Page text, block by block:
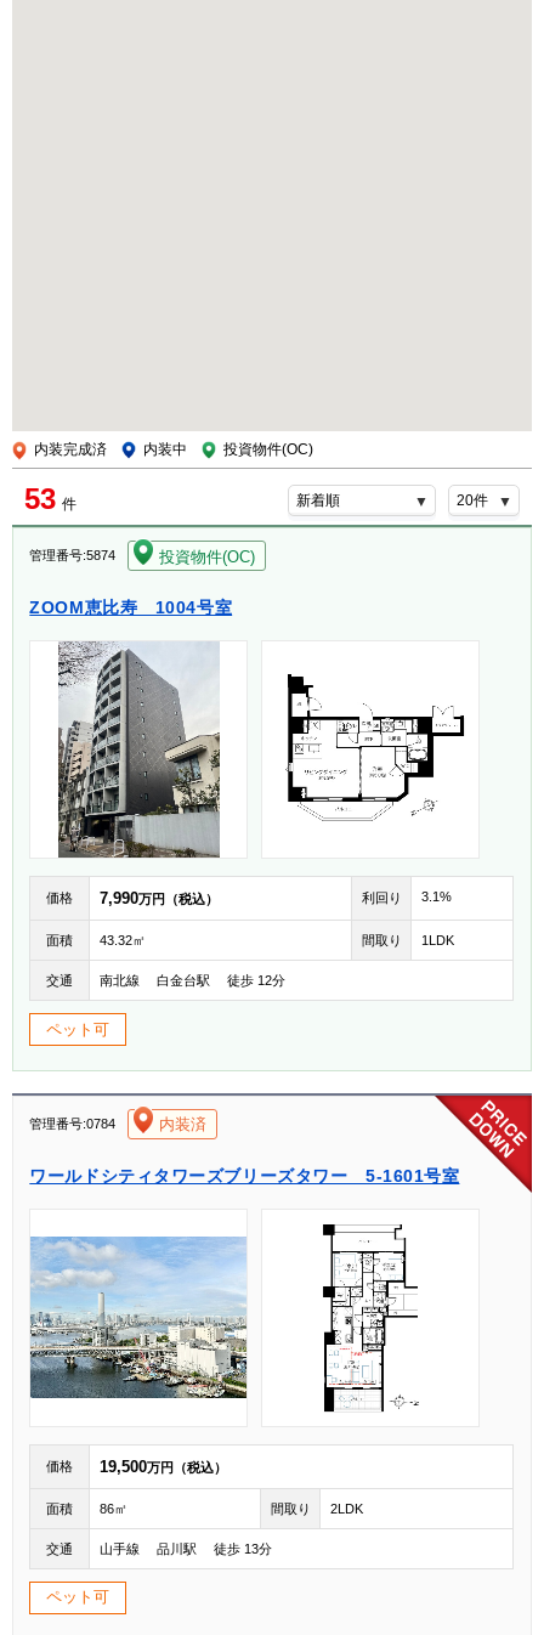
内装完成済 内装中 投資物件(OC)
53 件
管理番号:5874 投資物件(OC)
ZOOM恵比寿 1004号室
価格 7,990万円（税込） 利回り 3.1%
面積 43.32㎡ 間取り 1LDK
交通 南北線 白金台駅 徒歩 12分
ペット可
[004]
管理番号:0784 内装済
ワールドシティタワーズブリーズタワー 5-1601号室
価格 19,500万円（税込）
面積 86㎡ 間取り 2LDK
交通 山手線 品川駅 徒歩 13分
ペット可
[004]